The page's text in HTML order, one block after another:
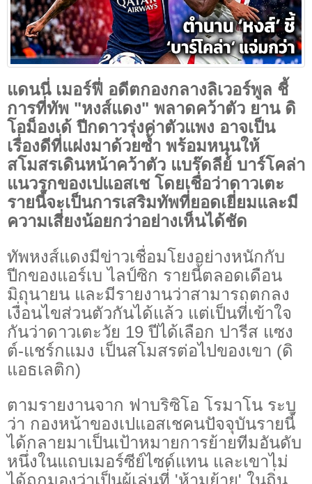
แดนนี่ เมอร์ฟี่ อดีตกองกลางลิเวอร์พูล ชี้
การที่ทัพ "หงส์แดง" พลาดคว้าตัว ยาน ดิ
โอม็องเด้ ปีกดาวรุ่งค่าตัวแพง อาจเป็น
เรื่องดีที่แฝงมาด้วยซ้ำ พร้อมหนุนให้
สโมสรเดินหน้าคว้าตัว แบร๊ดลีย์ บาร์โคล่า
แนวรุกของเปแอสเช โดยเชื่อว่าดาวเตะ
รายนี้จะเป็นการเสริมทัพที่ยอดเยี่ยมและมี
ความเสี่ยงน้อยกว่าอย่างเห็นได้ชัด
ทัพหงส์แดงมีข่าวเชื่อมโยงอย่างหนักกับ
ปีกของแอร์เบ ไลป์ซิก รายนี้ตลอดเดือน
มิถุนายน และมีรายงานว่าสามารถตกลง
เงื่อนไขส่วนตัวกันได้แล้ว แต่เป็นที่เข้าใจ
กันว่าดาวเตะวัย 19 ปีได้เลือก ปารีส แซง
ต์-แชร์กแมง เป็นสโมสรต่อไปของเขา (ดิ
แอธเลติก)
ตามรายงานจาก ฟาบริซิโอ โรมาโน ระบุ
ว่า กองหน้าของเปแอสเชคนปัจจุบันรายนี้
ได้กลายมาเป็นเป้าหมายการย้ายทีมอันดับ
หนึ่งในแถบเมอร์ซีย์ไซด์แทน และเขาไม่